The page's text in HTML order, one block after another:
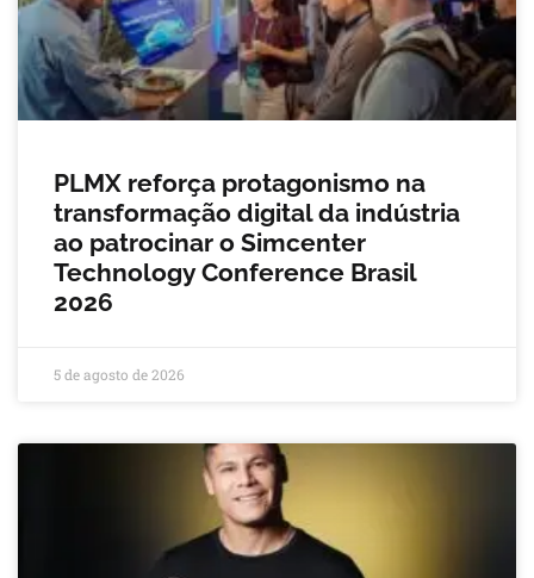
PLMX reforça protagonismo na
transformação digital da indústria
ao patrocinar o Simcenter
Technology Conference Brasil
2026
5 de agosto de 2026